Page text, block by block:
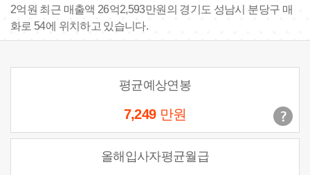
2억원 최근 매출액 26억2,593만원의 경기도 성남시 분당구 매
화로 54에 위치하고 있습니다.
평균예상연봉
7,249 만원
올해입사자평균월급